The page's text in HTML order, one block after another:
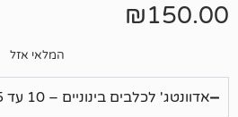
– 10 עד 25 ק"ג